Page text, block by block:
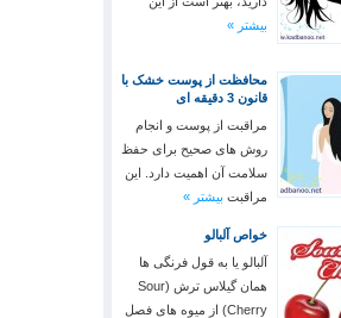
بیشتر »
محافظت از پوست خشک با
قانون 3 دقیقه ای
مراقبت از پوست و انجام
روش های صحیح برای حفظ
سلامت آن اهمیت دارد. این
مراقبت بیشتر »
خواص آلبالو
آلبالو یا به قول فرنگی ها
همان گیلاس ترش (Sour
Cherry) از میوه های فصل